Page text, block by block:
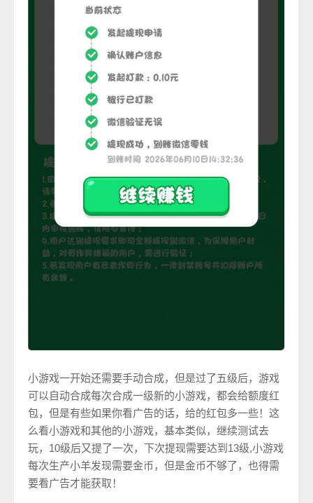
小游戏一开始还需要手动合成，但是过了五级后，游戏
可以自动合成每次合成一级新的小游戏，都会给额度红
包，但是有些如果你看广告的话，给的红包多一些！这
么看小游戏和其他的小游戏，基本类似，继续测试去
玩，10级后又提了一次，下次提现需要达到13级,小游戏
每次生产小羊发现需要金币，但是金币不够了，也得需
要看广告才能获取！